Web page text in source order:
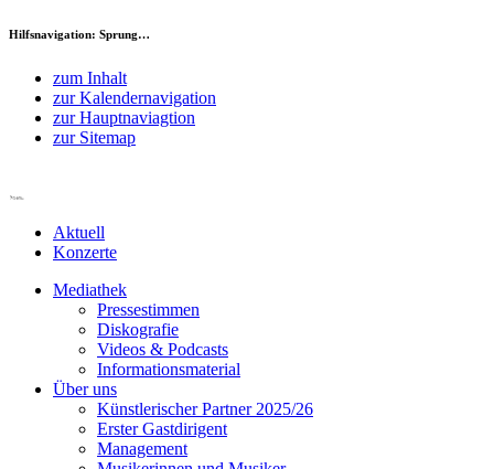
Hilfsnavigation: Sprung…
zum Inhalt
zur Kalendernavigation
zur Hauptnaviagtion
zur Sitemap
Aktuell
Konzerte
Mediathek
Pressestimmen
Diskografie
Videos & Podcasts
Informationsmaterial
Über uns
Künstlerischer Partner 2025/26
Erster Gastdirigent
Management